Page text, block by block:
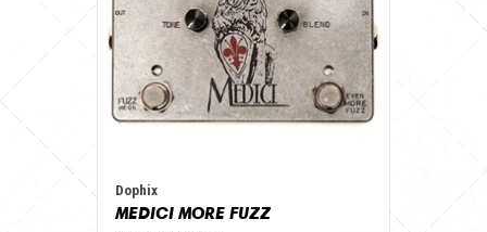
Dophix
MEDICI MORE FUZZ